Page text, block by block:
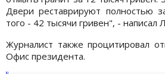
Двери реставрируют полностью
того - 42 тысячи гривен", - написал
Журналист также процитировал
Офис президента.